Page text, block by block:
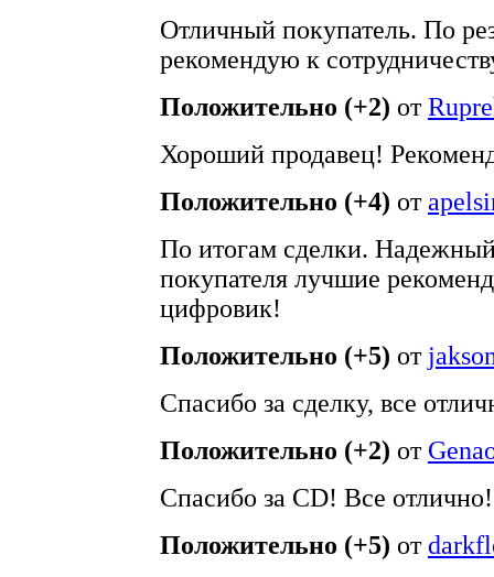
Отличный покупатель. По
рекомендую к
Положительно (+2) от
Хороший продавец!
Положительно (+4) от
По итогам сделки.
покупателя лучшие
цифровик!
Положительно (+5) от
Спасибо за сделку, все
Положительно (+2) от
Спасибо за CD! Все отлично!
Положительно (+5) от